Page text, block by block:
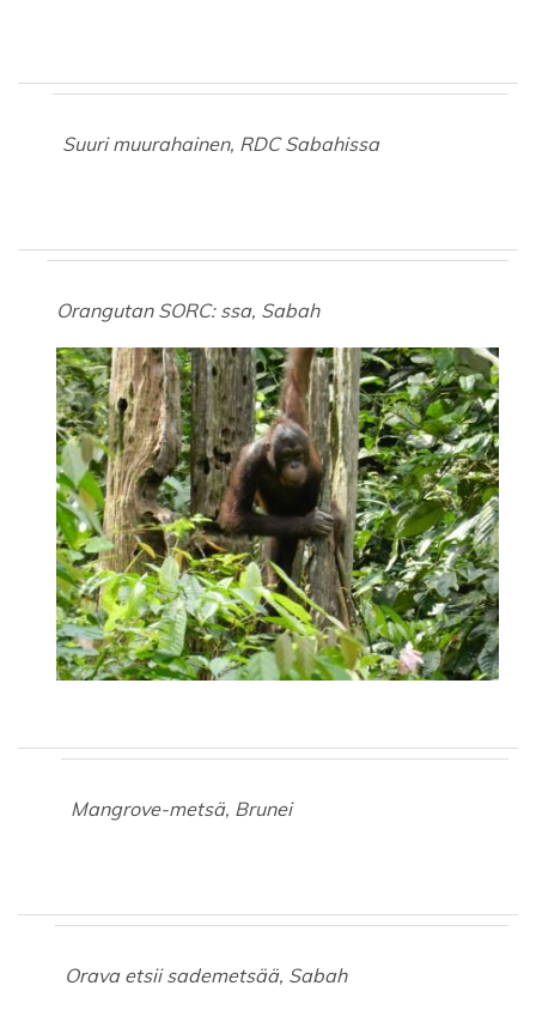
Suuri muurahainen, RDC Sabahissa
Orangutan SORC: ssa, Sabah
Mangrove-metsä, Brunei
Orava etsii sademetsää, Sabah